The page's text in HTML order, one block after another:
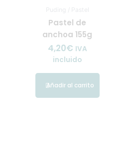
Puding / Pastel
Pastel de
anchoa 155g
4,20€ IVA
incluido
Añadir al carrito